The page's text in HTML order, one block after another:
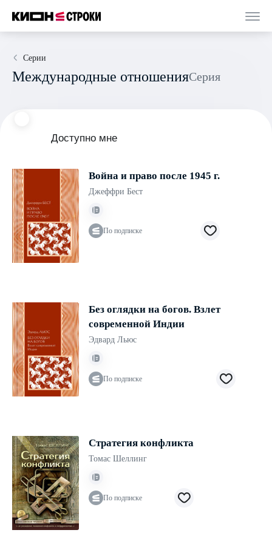
Серии
Международные отношения Серия
Доступно мне
Война и право после 1945 г.
Джеффри Бест
По подписке
Без оглядки на богов. Взлет
современной Индии
Эдвард Льюс
По подписке
Стратегия конфликта
Томас Шеллинг
По подписке